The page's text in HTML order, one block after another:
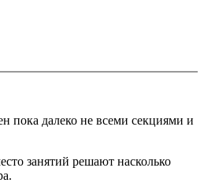
пока далеко не всеми секциями и
занятий решают насколько